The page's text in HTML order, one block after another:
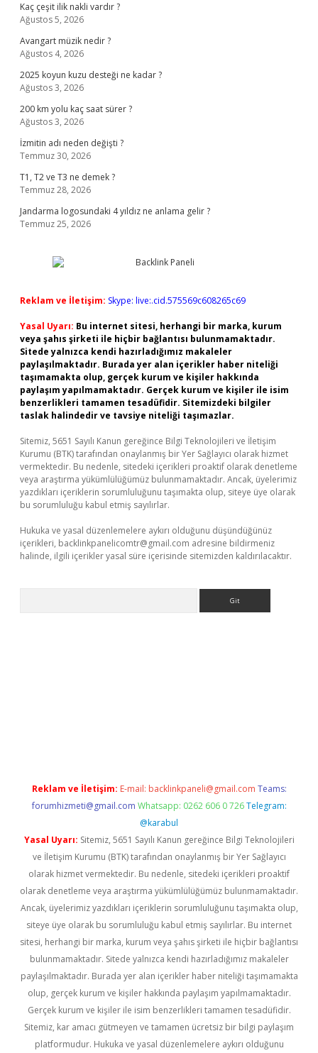
Kaç çeşit ilik nakli vardır ?
Ağustos 5, 2026
Avangart müzik nedir ?
Ağustos 4, 2026
2025 koyun kuzu desteği ne kadar ?
Ağustos 3, 2026
200 km yolu kaç saat sürer ?
Ağustos 3, 2026
İzmitin adı neden değişti ?
Temmuz 30, 2026
T1, T2 ve T3 ne demek ?
Temmuz 28, 2026
Jandarma logosundaki 4 yıldız ne anlama gelir ?
Temmuz 25, 2026
Reklam ve İletişim: Skype: live:.cid.575569c608265c69
Yasal Uyarı: Bu internet sitesi, herhangi bir marka, kurum
veya şahıs şirketi ile hiçbir bağlantısı bulunmamaktadır.
Sitede yalnızca kendi hazırladığımız makaleler
paylaşılmaktadır. Burada yer alan içerikler haber niteliği
taşımamakta olup, gerçek kurum ve kişiler hakkında
paylaşım yapılmamaktadır. Gerçek kurum ve kişiler ile isim
benzerlikleri tamamen tesadüfidir. Sitemizdeki bilgiler
taslak halindedir ve tavsiye niteliği taşımazlar.
Sitemiz, 5651 Sayılı Kanun gereğince Bilgi Teknolojileri ve İletişim
Kurumu (BTK) tarafından onaylanmış bir Yer Sağlayıcı olarak hizmet
vermektedir. Bu nedenle, sitedeki içerikleri proaktif olarak denetleme
veya araştırma yükümlülüğümüz bulunmamaktadır. Ancak, üyelerimiz
yazdıkları içeriklerin sorumluluğunu taşımakta olup, siteye üye olarak
bu sorumluluğu kabul etmiş sayılırlar.
Hukuka ve yasal düzenlemelere aykırı olduğunu düşündüğünüz
içerikleri, backlinkpanelicomtr@gmail.com adresine bildirmeniz
halinde, ilgili içerikler yasal süre içerisinde sitemizden kaldırılacaktır.
Reklam ve İletişim: E-mail: backlinkpaneli@gmail.com Teams:
forumhizmeti@gmail.com Whatsapp: 0262 606 0 726 Telegram:
@karabul
Yasal Uyarı: Sitemiz, 5651 Sayılı Kanun gereğince Bilgi Teknolojileri
ve İletişim Kurumu (BTK) tarafından onaylanmış bir Yer Sağlayıcı
olarak hizmet vermektedir. Bu nedenle, sitedeki içerikleri proaktif
olarak denetleme veya araştırma yükümlülüğümüz bulunmamaktadır.
Ancak, üyelerimiz yazdıkları içeriklerin sorumluluğunu taşımakta olup,
siteye üye olarak bu sorumluluğu kabul etmiş sayılırlar. Bu internet
sitesi, herhangi bir marka, kurum veya şahıs şirketi ile hiçbir bağlantısı
bulunmamaktadır. Sitede yalnızca kendi hazırladığımız makaleler
paylaşılmaktadır. Burada yer alan içerikler haber niteliği taşımamakta
olup, gerçek kurum ve kişiler hakkında paylaşım yapılmamaktadır.
Gerçek kurum ve kişiler ile isim benzerlikleri tamamen tesadüfidir.
Sitemiz, kar amacı gütmeyen ve tamamen ücretsiz bir bilgi paylaşım
platformudur. Hukuka ve yasal düzenlemelere aykırı olduğunu